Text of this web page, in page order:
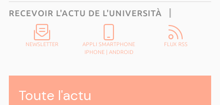
RECEVOIR L'ACTU DE L'UNIVERSITÀ
NEWSLETTER
APPLI SMARTPHONE
IPHONE| ANDROID
FLUX RSS
Toute l'actu